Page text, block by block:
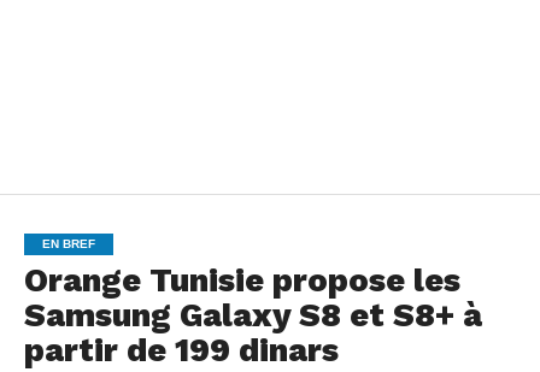
EN BREF
Orange Tunisie propose les
Samsung Galaxy S8 et S8+ à
partir de 199 dinars